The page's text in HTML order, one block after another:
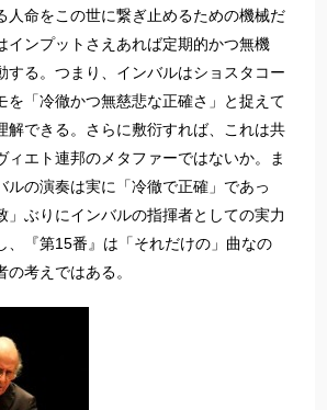
人命をこの世に繋ぎ止めるための機械だ
インプットさえあれば定期的かつ無機
する。つまり、インバルはショスタコー
を「冷徹かつ無慈悲な正確さ」と捉えて
解できる。さらに敷衍すれば、これは共
ィエト連邦のメタファーではないか。ま
ルの演奏は実に「冷徹で正確」であっ
」ぶりにインバルの指揮者としての実力
、『第15番』は「それだけの」曲なの
考えではある。